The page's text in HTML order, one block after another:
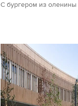
С бургером из оленины